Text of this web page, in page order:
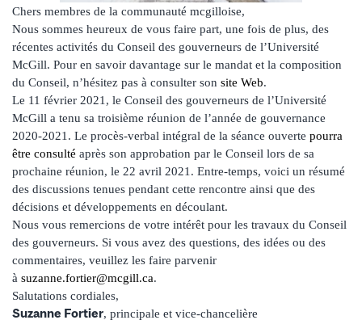
Chers membres de la communauté mcgilloise,
Nous sommes heureux de vous faire part, une fois de plus, des
récentes activités du Conseil des gouverneurs de l’Université
McGill. Pour en savoir davantage sur le mandat et la composition
du Conseil, n’hésitez pas à consulter son site Web.
Le 11 février 2021, le Conseil des gouverneurs de l’Université
McGill a tenu sa troisième réunion de l’année de gouvernance
2020-2021. Le procès-verbal intégral de la séance ouverte pourra
être consulté après son approbation par le Conseil lors de sa
prochaine réunion, le 22 avril 2021. Entre-temps, voici un résumé
des discussions tenues pendant cette rencontre ainsi que des
décisions et développements en découlant.
Nous vous remercions de votre intérêt pour les travaux du Conseil
des gouverneurs. Si vous avez des questions, des idées ou des
commentaires, veuillez les faire parvenir
à suzanne.fortier@mcgill.ca.
Salutations cordiales,
Suzanne Fortier, principale et vice-chancelière